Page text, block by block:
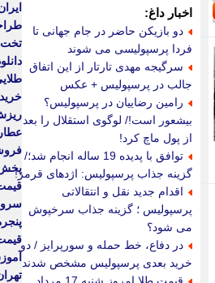
اخبار داغ:
دو بازیکن حاضر در جام جهانی تا
فردا پرسپولیسی می شوند
سرگیجه مهدی تارتار از این اتفاق
جالب در پرسپولیس + عکس
رامین رضاییان در پرسپولیس؟
بیشعور است!/ لوگوی استقلال را بعد
از پول ماچ کرد!
توافق با پدیده 19 ساله انجام شد؛/
گزینه جذاب پرسپولیس: اژدهای قرمز!
اقدام جدید نقل و انتقالاتی
پرسپولیس ؛ گزینه جذاب سرخپوش
می شود؟
در دفاع، خط حمله و سورپرایز / دو
خرید بعدی پرسپولیس مشخص شدند
تخت
پخش